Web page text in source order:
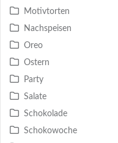
Motivtorten
Nachspeisen
Oreo
Ostern
Party
Salate
Schokolade
Schokowoche